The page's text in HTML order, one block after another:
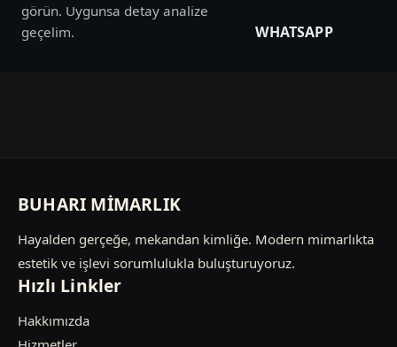
görün. Uygunsa detay analize
geçelim.
WHATSAPP
BUHARI MİMARLIK
Hayalden gerçeğe, mekandan kimliğe. Modern mimarlıkta
estetik ve işlevi sorumlulukla buluşturuyoruz.
Hızlı Linkler
Hakkımızda